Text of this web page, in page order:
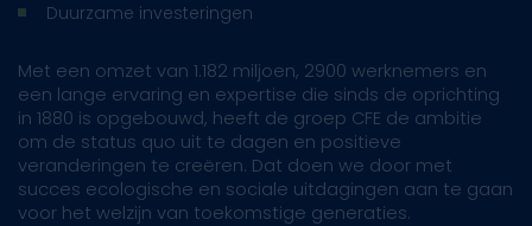
Duurzame investeringen
Met een omzet van 1.182 miljoen, 2900 werknemers en
een lange ervaring en expertise die sinds de oprichting
in 1880 is opgebouwd, heeft de groep CFE de ambitie
om de status quo uit te dagen en positieve
veranderingen te creëren. Dat doen we door met
succes ecologische en sociale uitdagingen aan te gaan
voor het welzijn van toekomstige generaties.